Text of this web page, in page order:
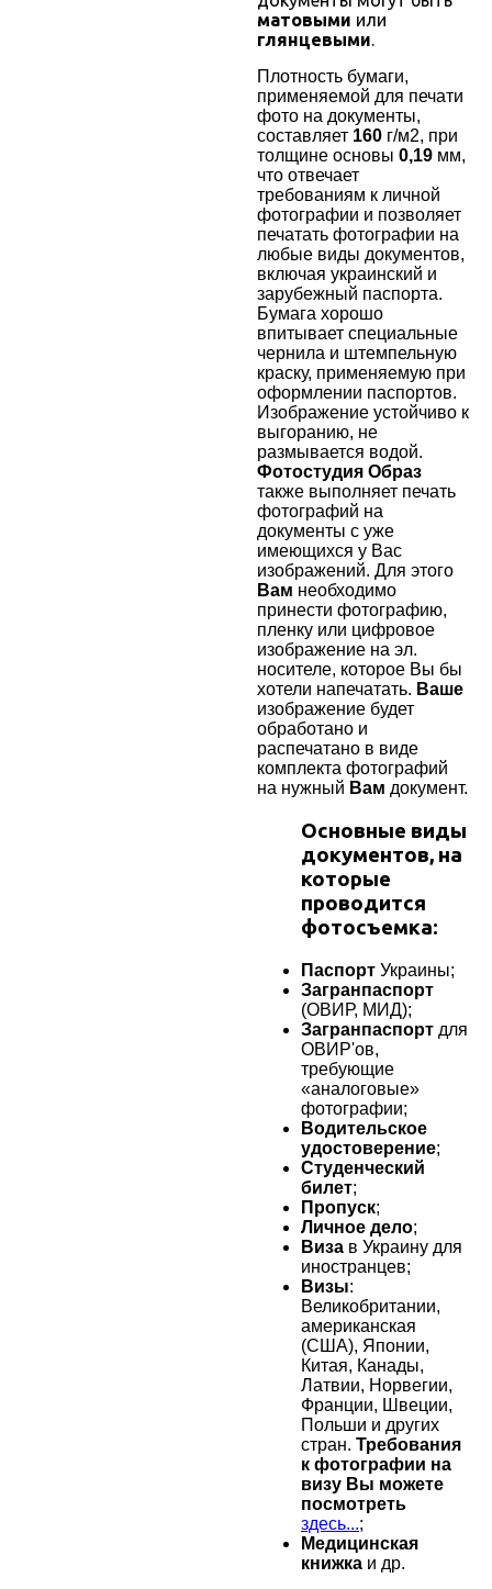
матовыми или
глянцевыми.
Плотность бумаги,
применяемой для печати
фото на документы,
составляет 160 г/м2, при
толщине основы 0,19 мм,
что отвечает
требованиям к личной
фотографии и позволяет
печатать фотографии на
любые виды документов,
включая украинский и
зарубежный паспорта.
Бумага хорошо
впитывает специальные
чернила и штемпельную
краску, применяемую при
оформлении паспортов.
Изображение устойчиво к
выгоранию, не
размывается водой.
Фотостудия Образ
также выполняет печать
фотографий на
документы с уже
имеющихся у Вас
изображений. Для этого
Вам необходимо
принести фотографию,
пленку или цифровое
изображение на эл.
носителе, которое Вы бы
хотели напечатать. Ваше
изображение будет
обработано и
распечатано в виде
комплекта фотографий
на нужный Вам документ.
Основные виды
документов, на
которые
проводится
фотосъемка:
Паспорт Украины;
Загранпаспорт
(ОВИР, МИД);
Загранпаспорт для
ОВИР'ов,
требующие
«аналоговые»
фотографии;
Водительское
удостоверение;
Студенческий
билет;
Пропуск;
Личное дело;
Виза в Украину для
иностранцев;
Визы:
Великобритании,
американская
(США), Японии,
Китая, Канады,
Латвии, Норвегии,
Франции, Швеции,
Польши и других
стран. Требования
к фотографии на
визу Вы можете
посмотреть
здесь...;
Медицинская
книжка и др.